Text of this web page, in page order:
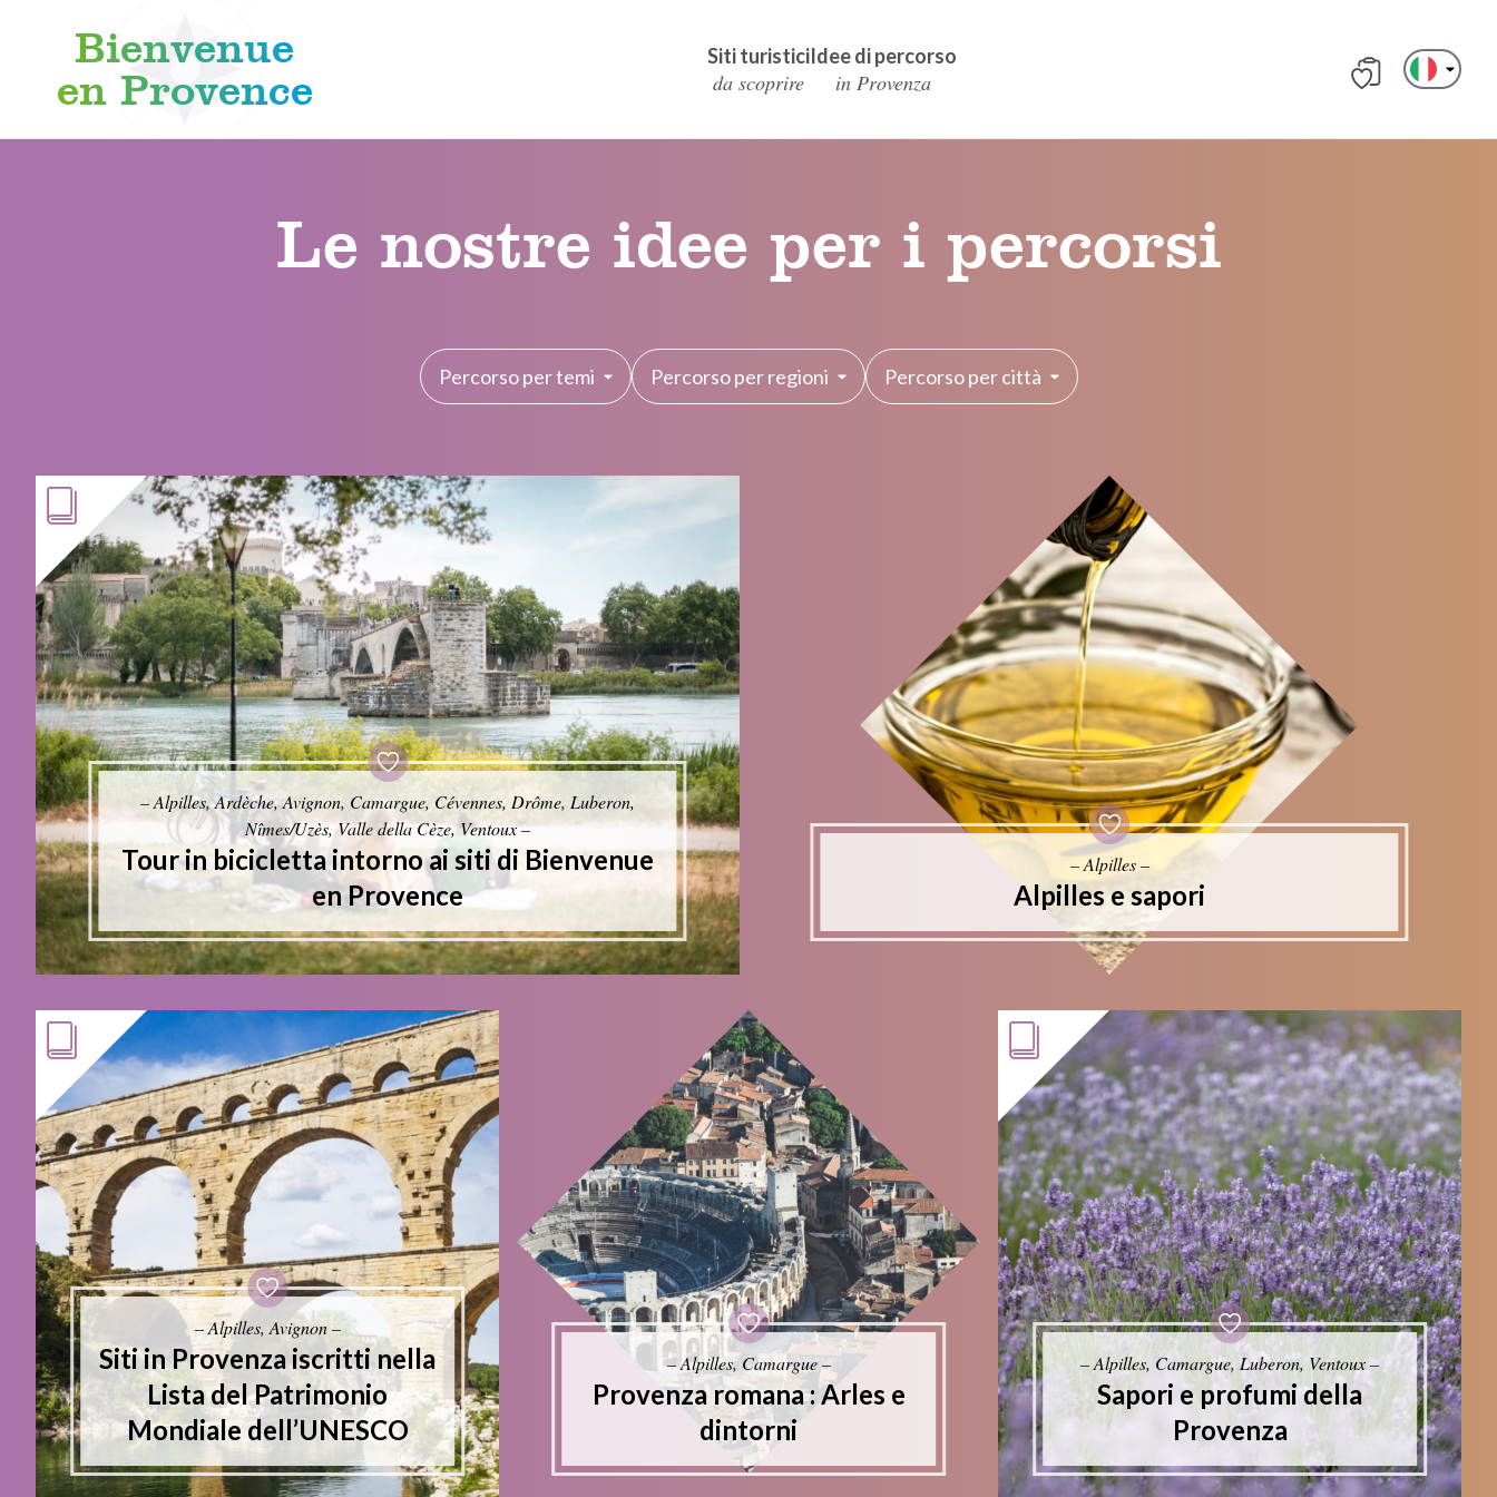
Bienvenue
en Provence
Siti turistici
da scoprire
Idee di percorso
in Provenza
Le nostre idee per i percorsi
Percorso per temi Percorso per regioni Percorso per città
– Alpilles, Ardèche, Avignon, Camargue, Cévennes, Drôme, Luberon,
Nîmes/Uzès, Valle della Cèze, Ventoux –
Tour in bicicletta intorno ai siti di Bienvenue
en Provence
– Alpilles –
Alpilles e sapori
– Alpilles, Avignon –
Siti in Provenza iscritti nella
Lista del Patrimonio
Mondiale dell’UNESCO
– Alpilles, Camargue –
Provenza romana : Arles e
dintorni
– Alpilles, Camargue, Luberon, Ventoux –
Sapori e profumi della
Provenza